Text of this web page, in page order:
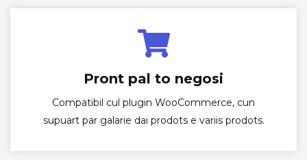
Pront pal to negosi
Compatibil cul plugin WooCommerce, cun
supuart par galarie dai prodots e variis prodots.